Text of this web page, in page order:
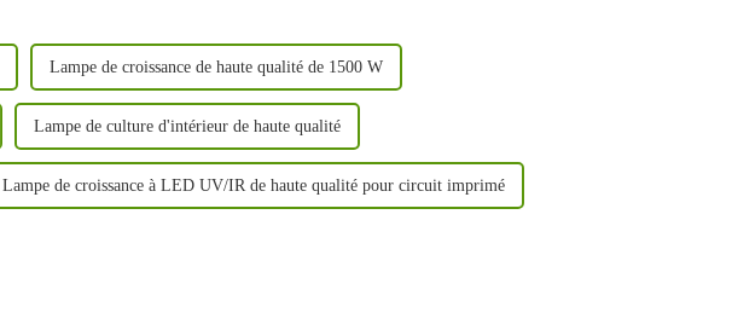
Lampe de croissance de haute qualité de 1500 W
Lampe de culture d'intérieur de haute qualité
Lampe de croissance à LED UV/IR de haute qualité pour circuit imprimé